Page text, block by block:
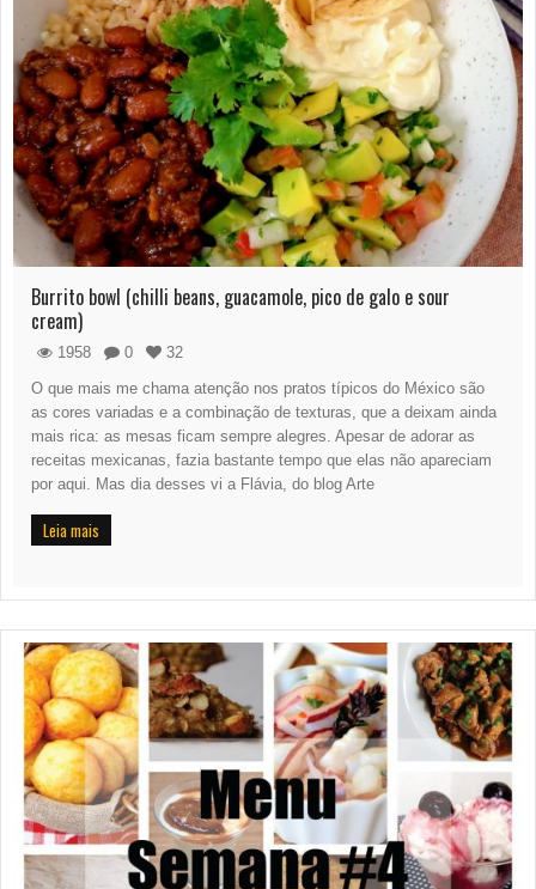
Burrito bowl (chilli beans, guacamole, pico de galo e sour
cream)
1958 0
32
O que mais me chama atenção nos pratos típicos do México são
as cores variadas e a combinação de texturas, que a deixam ainda
mais rica: as mesas ficam sempre alegres. Apesar de adorar as
receitas mexicanas, fazia bastante tempo que elas não apareciam
por aqui. Mas dia desses vi a Flávia, do blog Arte
Leia mais